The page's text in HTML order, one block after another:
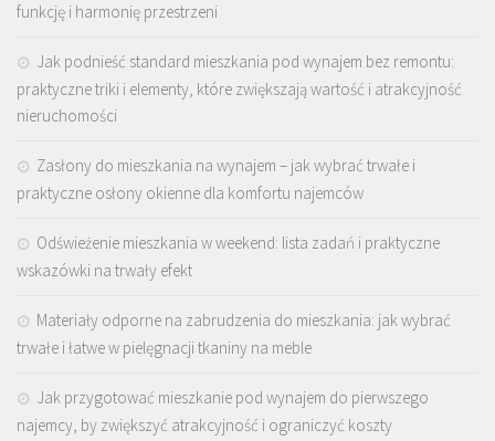
funkcję i harmonię przestrzeni
Jak podnieść standard mieszkania pod wynajem bez remontu:
praktyczne triki i elementy, które zwiększają wartość i atrakcyjność
nieruchomości
Zasłony do mieszkania na wynajem – jak wybrać trwałe i
praktyczne osłony okienne dla komfortu najemców
Odświeżenie mieszkania w weekend: lista zadań i praktyczne
wskazówki na trwały efekt
Materiały odporne na zabrudzenia do mieszkania: jak wybrać
trwałe i łatwe w pielęgnacji tkaniny na meble
Jak przygotować mieszkanie pod wynajem do pierwszego
najemcy, by zwiększyć atrakcyjność i ograniczyć koszty